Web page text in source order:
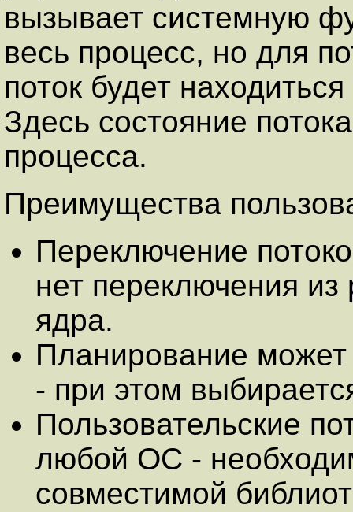
вызывает системную
весь процесс, но для
поток будет
Здесь состояние
процесса.
Преимущества
Переключение
нет переключения
ядра.
Планирование
- при этом
Пользовательские
любой ОС -
совместимой